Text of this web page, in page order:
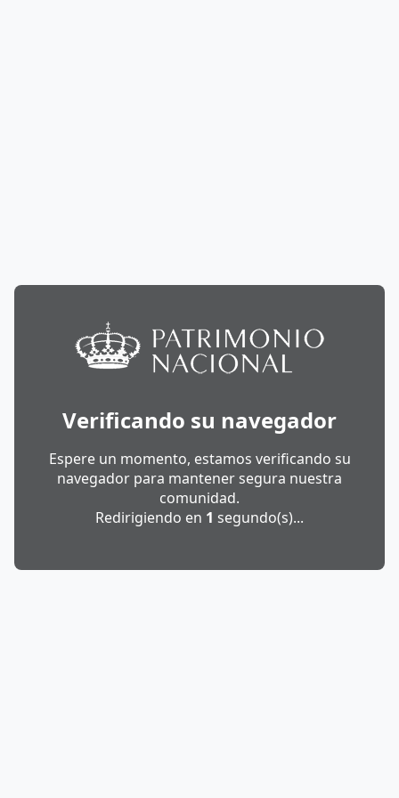
Verificando su navegador
Espere un momento, estamos verificando su
navegador para mantener segura nuestra
comunidad.
Redirigiendo en 1 segundo(s)...